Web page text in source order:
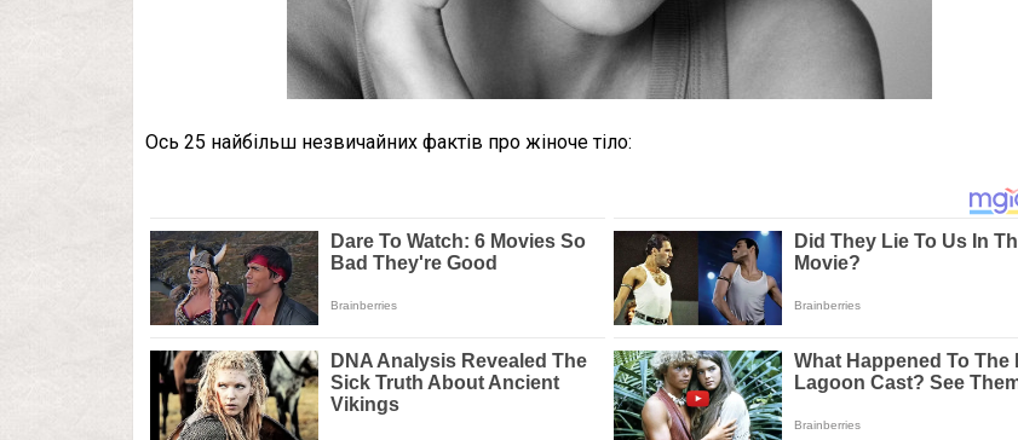
Ось 25 найбільш незвичайних фактів про жіноче тіло: